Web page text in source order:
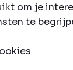
om je
te